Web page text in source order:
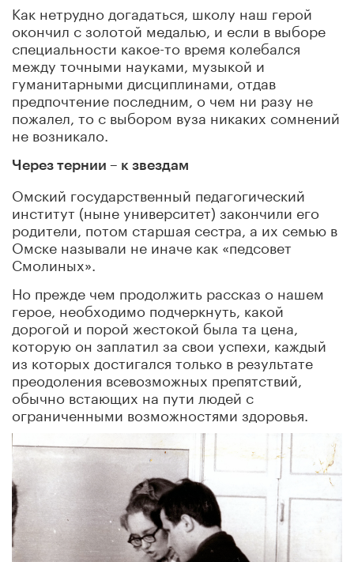
Как нетрудно догадаться, школу наш герой
окончил с золотой медалью, и если в выборе
специальности какое-то время колебался
между точными науками, музыкой и
гуманитарными дисциплинами, отдав
предпочтение последним, о чем ни разу не
пожалел, то с выбором вуза никаких сомнений
не возникало.
Через тернии – к звездам
Омский государственный педагогический
институт (ныне университет) закончили его
родители, потом старшая сестра, а их семью в
Омске называли не иначе как «педсовет
Смолиных».
Но прежде чем продолжить рассказ о нашем
герое, необходимо подчеркнуть, какой
дорогой и порой жестокой была та цена,
которую он заплатил за свои успехи, каждый
из которых достигался только в результате
преодоления всевозможных препятствий,
обычно встающих на пути людей с
ограниченными возможностями здоровья.